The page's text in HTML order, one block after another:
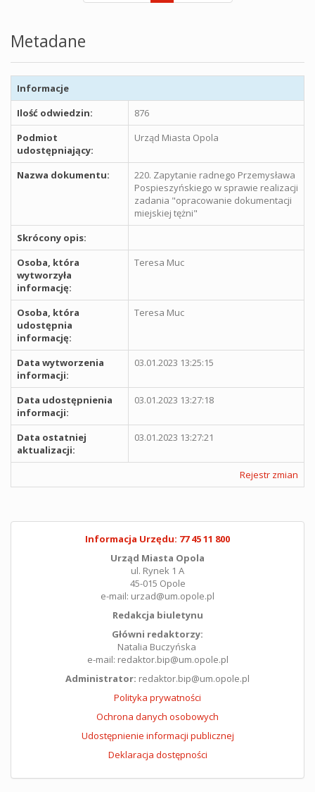
Metadane
Informacje
Ilość odwiedzin:
876
Podmiot
udostępniający:
Urząd Miasta Opola
Nazwa dokumentu:
220. Zapytanie radnego Przemysława
Pospieszyńskiego w sprawie realizacji
zadania "opracowanie dokumentacji
miejskiej tężni"
Skrócony opis:
Osoba, która
wytworzyła
informację:
Teresa Muc
Osoba, która
udostępnia
informację:
Teresa Muc
Data wytworzenia
informacji:
03.01.2023 13:25:15
Data udostępnienia
informacji:
03.01.2023 13:27:18
Data ostatniej
aktualizacji:
03.01.2023 13:27:21
Rejestr zmian
Informacja Urzędu: 77 45 11 800
Urząd Miasta Opola
ul. Rynek 1 A
45-015 Opole
e-mail: urzad@um.opole.pl
Redakcja biuletynu
Główni redaktorzy:
Natalia Buczyńska
e-mail: redaktor.bip@um.opole.pl
Administrator: redaktor.bip@um.opole.pl
Polityka prywatności
Ochrona danych osobowych
Udostępnienie informacji publicznej
Deklaracja dostępności